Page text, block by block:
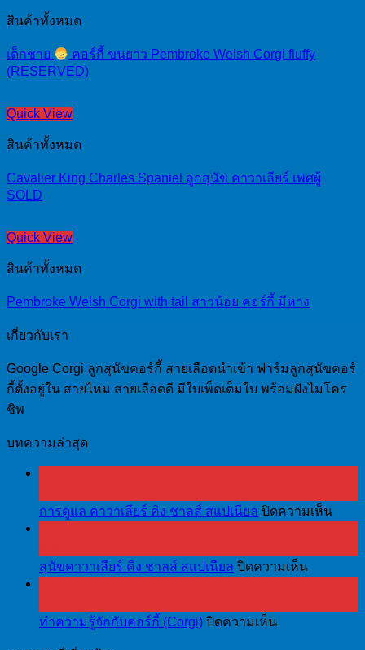
สินค้าทั้งหมด
เด็กชาย
คอร์กี้ ขนยาว Pembroke Welsh Corgi fluffy
(RESERVED)
Quick View
สินค้าทั้งหมด
Cavalier King Charles Spaniel ลูกสุนัข คาวาเลียร์ เพศผู้
SOLD
Quick View
สินค้าทั้งหมด
Pembroke Welsh Corgi with tail สาวน้อย คอร์กี้ มีหาง
เกี่ยวกับเรา
Google Corgi ลูกสุนัขคอร์กี้ สายเลือดนำเข้า ฟาร์มลูกสุนัขคอร์
กี้ตั้งอยู่ใน สายไหม สายเลือดดี มีใบเพ็ดเต็มใบ พร้อมฝังไมโคร
ชิพ
บทความล่าสุด
การดูแล คาวาเลียร์ คิง ชาลส์ สแปเนียล ปิดความเห็นบน
เลีย
สุนัขคาวาเลียร์ คิง ชาลส์ สแปเนียล ปิดความเห็นบน
ทำความรู้จักกับคอร์กี้ (Corgi) ปิดความเห็นบน